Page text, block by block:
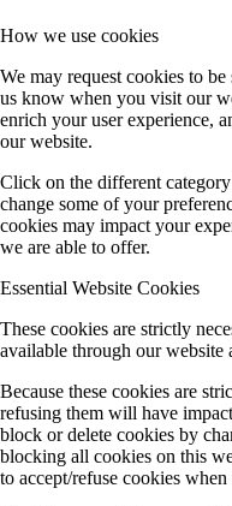
How we use cookies
We may request cookies to
us know when you visit our
enrich your user experience,
our website.
Click on the different
change some of your
cookies may impact your
we are able to offer.
Essential Website Cookies
These cookies are strictly
available through our website
Because these cookies are
refusing them will have
block or delete cookies by
blocking all cookies on this
to accept/refuse cookies